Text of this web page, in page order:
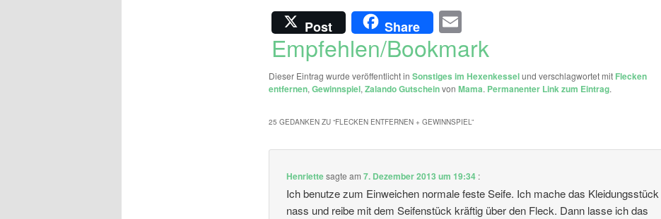
Post Share Email
Empfehlen/Bookmark
Dieser Eintrag wurde veröffentlicht in Sonstiges im Hexenkesselund verschlagwortet mit Flecken
entfernen, Gewinnspiel, Zalando Gutscheinvon Mama. Permanenter Link zum Eintrag.
25 GEDANKEN ZU “FLECKEN ENTFERNEN + GEWINNSPIEL ”
Henriettesagte am7. Dezember 2013 um 19:34 :
Ich benutze zum Einweichen normale feste Seife. Ich mache das Kleidungsstück
nass und reibe mit dem Seifenstück kräftig über den Fleck. Dann lasse ich das